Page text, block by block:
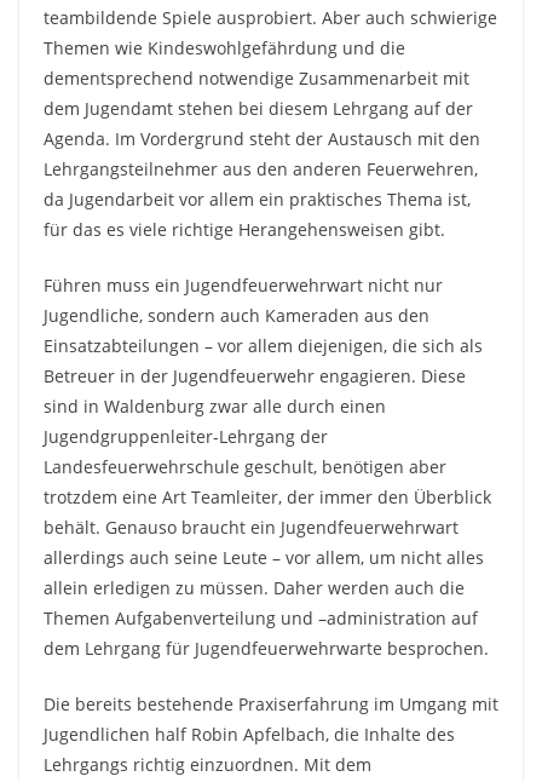
teambildende Spiele ausprobiert. Aber auch schwierige
Themen wie Kindeswohlgefährdung und die
dementsprechend notwendige Zusammenarbeit mit
dem Jugendamt stehen bei diesem Lehrgang auf der
Agenda. Im Vordergrund steht der Austausch mit den
Lehrgangsteilnehmer aus den anderen Feuerwehren,
da Jugendarbeit vor allem ein praktisches Thema ist,
für das es viele richtige Herangehensweisen gibt.
Führen muss ein Jugendfeuerwehrwart nicht nur
Jugendliche, sondern auch Kameraden aus den
Einsatzabteilungen – vor allem diejenigen, die sich als
Betreuer in der Jugendfeuerwehr engagieren. Diese
sind in Waldenburg zwar alle durch einen
Jugendgruppenleiter-Lehrgang der
Landesfeuerwehrschule geschult, benötigen aber
trotzdem eine Art Teamleiter, der immer den Überblick
behält. Genauso braucht ein Jugendfeuerwehrwart
allerdings auch seine Leute – vor allem, um nicht alles
allein erledigen zu müssen. Daher werden auch die
Themen Aufgabenverteilung und –administration auf
dem Lehrgang für Jugendfeuerwehrwarte besprochen.
Die bereits bestehende Praxiserfahrung im Umgang mit
Jugendlichen half Robin Apfelbach, die Inhalte des
Lehrgangs richtig einzuordnen. Mit dem